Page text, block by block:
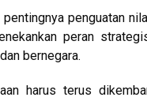
penguatan
peran
bernegara.
harus terus